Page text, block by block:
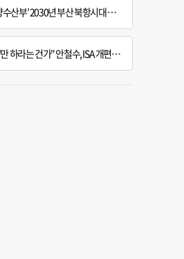
산부’ 2030년 부산 북항시대 연다
는 건가" 안철수, ISA 개편안 백지화 촉구